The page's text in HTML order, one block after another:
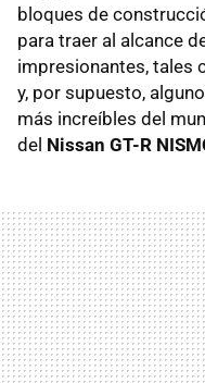
bloques de
para traer al alcance
impresionantes, tales
y, por supuesto,
más increíbles del
del Nissan GT-R